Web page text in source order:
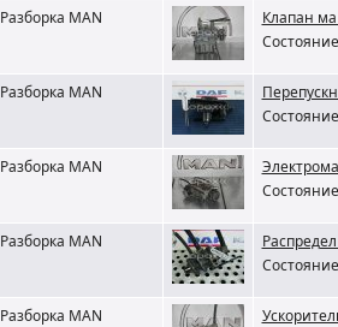
Разборка MAN
Клапан
Разборка MAN
Разборка MAN
Разборка MAN
Разборка MAN